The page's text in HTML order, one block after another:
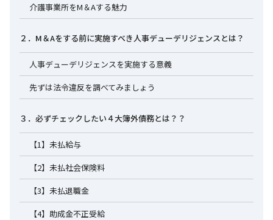
介護事業所をM＆Aする魅力
２．M＆Aをする前に実施すべき人事デューデリジェンスとは？
人事デューデリジェンスを実施する意義
先ずは法令違反を調べてみましょう
３．必ずチェックしたい４大簿外債務とは？？
【1】未払給与
【2】未払社会保険料
【3】未払退職金
【4】助成金不正受給